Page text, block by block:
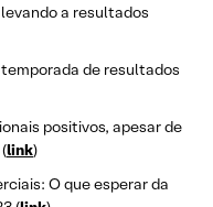
a resultados
de resultados
positivos, apesar de
link)
O que esperar da